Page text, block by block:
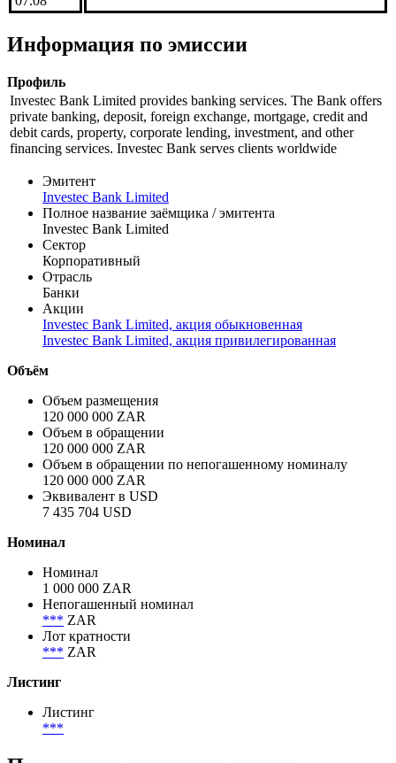
*** |
***
Информация по эмиссии
Профиль
Investec Bank Limited provides banking services. The Bank offers
private banking, deposit, foreign exchange, mortgage, credit and
debit cards, property, corporate lending, investment, and other
financing services. Investec Bank serves clients worldwide
Эмитент
Investec Bank Limited
Полное название заёмщика / эмитента
Investec Bank Limited
Сектор
Корпоративный
Отрасль
Акции
Investec Bank Limited, акция привилегированная
Объём
Объем размещения
120 000 000 ZAR
Объем в обращении
120 000 000 ZAR
120 000 000 ZAR
7 435 704 USD
Номинал
Номинал
1 000 000 ZAR
***
***ZAR